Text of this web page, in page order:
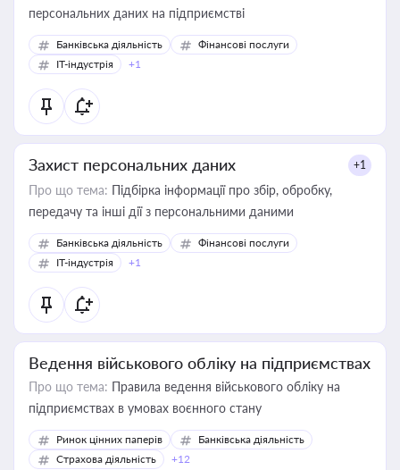
персональних даних на підприємстві
Банківська діяльність
Фінансові послуги
IT-індустрія
+1
Захист персональних даних +1
Про що тема: Підбірка інформації про збір, обробку,
передачу та інші дії з персональними даними
Банківська діяльність
Фінансові послуги
IT-індустрія
+1
Ведення військового обліку на підприємствах
Про що тема: Правила ведення військового обліку на
підприємствах в умовах воєнного стану
Ринок цінних паперів
Банківська діяльність
Страхова діяльність
+12